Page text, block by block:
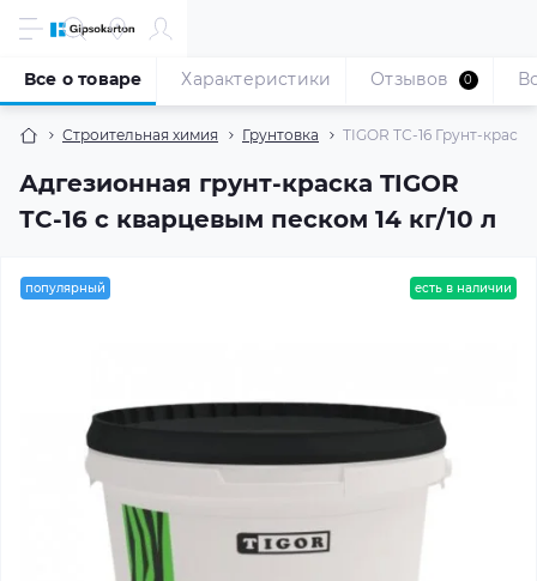
Строительная химия Грунтовка TIGOR ТС-16 Грунт-
Адгезионная грунт-краска TIGOR
ТС-16 с кварцевым песком 14 кг/10 л
Все о товаре Характеристики Отзывов 0
популярный есть в наличии